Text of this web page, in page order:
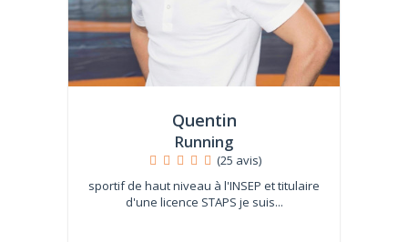
Quentin
Running
(25 avis)
sportif de haut niveau à l'INSEP et titulaire
d'une licence STAPS je suis...